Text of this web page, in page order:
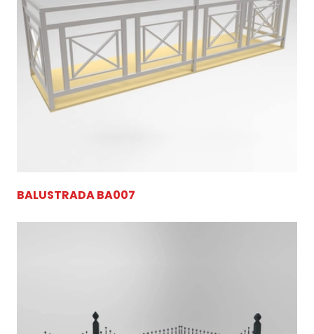
BALUSTRADA BA007